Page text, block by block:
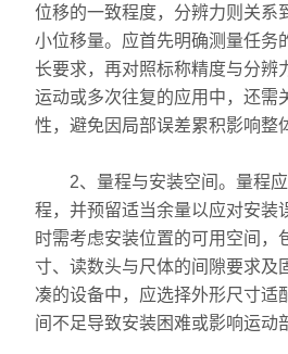
电线电缆试验机
投影仪
千分表
硬度计
三次元
位移的一致程度，分辨力则关系
小位移量。应首先明确测量任务
长要求，再对照标称精度与分辨
运动或多次往复的应用中，还需
性，避免因局部误差累积影响整
2、量程与安装空间。量程应
程，并预留适当余量以应对安装
时需考虑安装位置的可用空间，
寸、读数头与尺体的间隙要求及
凑的设备中，应选择外形尺寸适
间不足导致安装困难或影响运动